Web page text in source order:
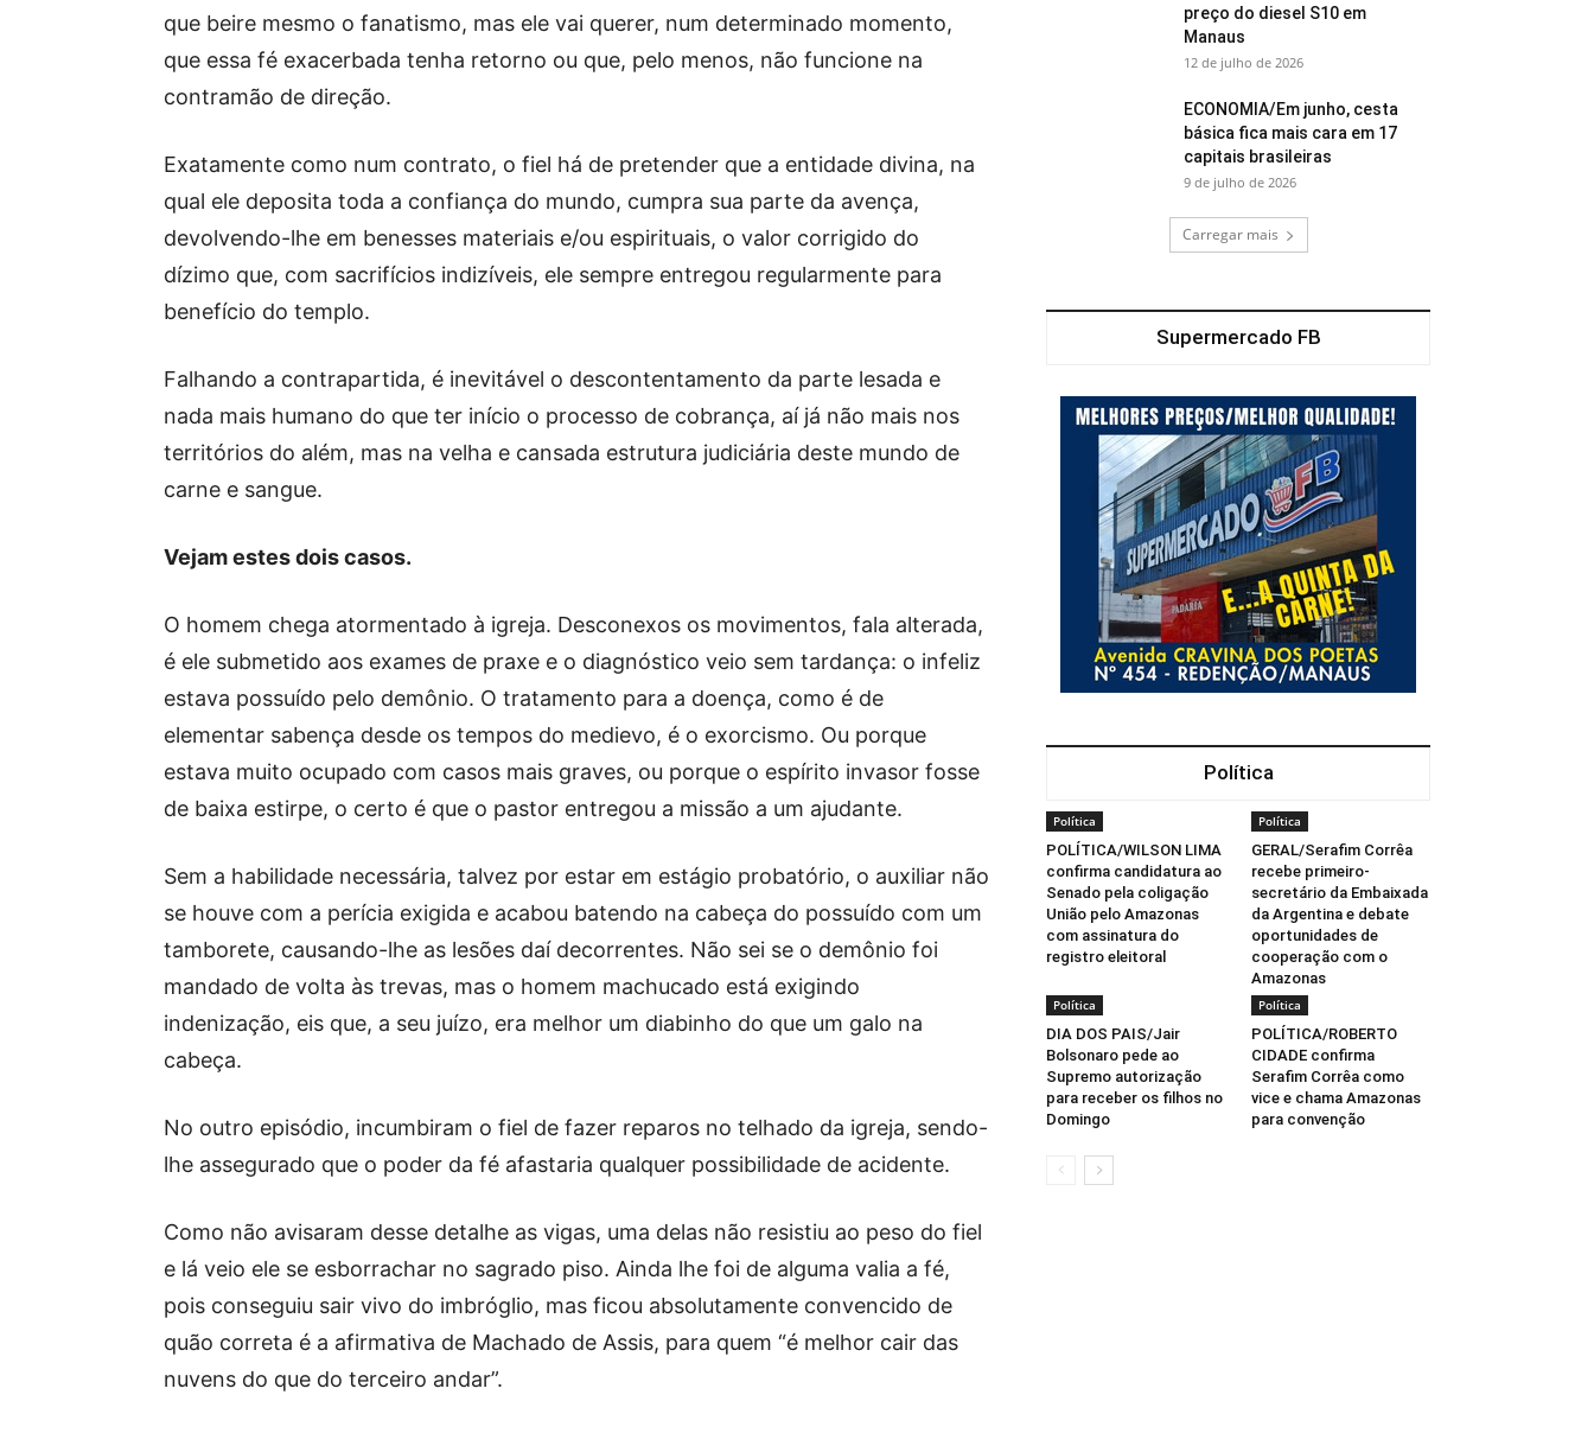
que beire mesmo o fanatismo, mas ele vai querer, num determinado momento,
que essa fé exacerbada tenha retorno ou que, pelo menos, não funcione na
contramão de direção.
Exatamente como num contrato, o fiel há de pretender que a entidade divina, na
qual ele deposita toda a confiança do mundo, cumpra sua parte da avença,
devolvendo-lhe em benesses materiais e/ou espirituais, o valor corrigido do
dízimo que, com sacrifícios indizíveis, ele sempre entregou regularmente para
benefício do templo.
Falhando a contrapartida, é inevitável o descontentamento da parte lesada e
nada mais humano do que ter início o processo de cobrança, aí já não mais nos
territórios do além, mas na velha e cansada estrutura judiciária deste mundo de
carne e sangue.
Vejam estes dois casos.
O homem chega atormentado à igreja. Desconexos os movimentos, fala alterada,
é ele submetido aos exames de praxe e o diagnóstico veio sem tardança: o infeliz
estava possuído pelo demônio. O tratamento para a doença, como é de
elementar sabença desde os tempos do medievo, é o exorcismo. Ou porque
estava muito ocupado com casos mais graves, ou porque o espírito invasor fosse
de baixa estirpe, o certo é que o pastor entregou a missão a um ajudante.
Sem a habilidade necessária, talvez por estar em estágio probatório, o auxiliar não
se houve com a perícia exigida e acabou batendo na cabeça do possuído com um
tamborete, causando-lhe as lesões daí decorrentes. Não sei se o demônio foi
mandado de volta às trevas, mas o homem machucado está exigindo
indenização, eis que, a seu juízo, era melhor um diabinho do que um galo na
cabeça.
No outro episódio, incumbiram o fiel de fazer reparos no telhado da igreja, sendo-
lhe assegurado que o poder da fé afastaria qualquer possibilidade de acidente.
Como não avisaram desse detalhe as vigas, uma delas não resistiu ao peso do fiel
e lá veio ele se esborrachar no sagrado piso. Ainda lhe foi de alguma valia a fé,
pois conseguiu sair vivo do imbróglio, mas ficou absolutamente convencido de
quão correta é a afirmativa de Machado de Assis, para quem “é melhor cair das
nuvens do que do terceiro andar”.
preço do diesel S10 em
Manaus
12 de julho de 2026
ECONOMIA/Em junho, cesta
básica fica mais cara em 17
capitais brasileiras
9 de julho de 2026
Carregar mais
Supermercado FB
Política
Política
POLÍTICA/WILSON LIMA
confirma candidatura ao
Senado pela coligação
União pelo Amazonas
com assinatura do
registro eleitoral
Política
GERAL/Serafim Corrêa
recebe primeiro-
secretário da Embaixada
da Argentina e debate
oportunidades de
cooperação com o
Amazonas
Política
DIA DOS PAIS/Jair
Bolsonaro pede ao
Supremo autorização
para receber os filhos no
Domingo
Política
POLÍTICA/ROBERTO
CIDADE confirma
Serafim Corrêa como
vice e chama Amazonas
para convenção